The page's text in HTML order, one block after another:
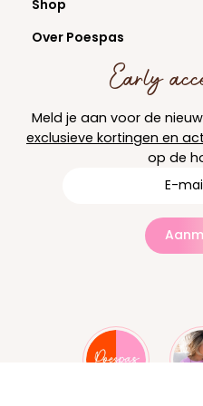
Early
Meld je aan voor de
exclusieve kortingen en
op de
Shop
Over Poespas